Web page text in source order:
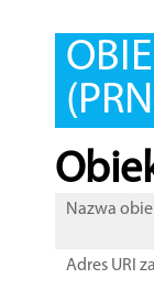
Nazwa
Adres URI